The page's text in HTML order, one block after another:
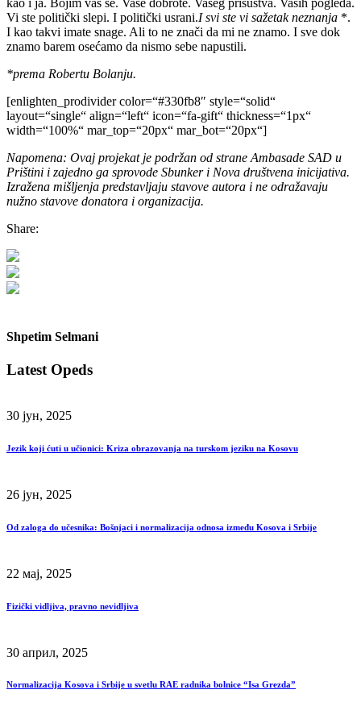
kao i ja. Bojim vas se. Vaše dobrote. Vašeg prisustva. Vaših pogleda.
Vi ste politički slepi. I politički usrani.I svi ste vi sažetak neznanja *.
I kao takvi imate snage. Ali to ne znači da mi ne znamo. I sve dok
znamo barem osećamo da nismo sebe napustili.
*prema Robertu Bolanju.
[enlighten_prodivider color=“#330fb8″ style=“solid“
layout=“single“ align=“left“ icon=“fa-gift“ thickness=“1px“
width=“100%“ mar_top=“20px“ mar_bot=“20px“]
Napomena: Ovaj projekat je podržan od strane Ambasade SAD u
Prištini i zajedno ga sprovode Sbunker i Nova društvena inicijativa.
Izražena mišljenja predstavljaju stavove autora i ne odražavaju
nužno stavove donatora i organizacija.
Share:
Shpetim Selmani
Latest Opeds
30 јун, 2025
Jezik koji ćuti u učionici: Kriza obrazovanja na turskom jeziku na Kosovu
26 јун, 2025
Od zaloga do učesnika: Bošnjaci i normalizacija odnosa između Kosova i Srbije
22 мај, 2025
Fizički vidljiva, pravno nevidljiva
30 април, 2025
Normalizacija Kosova i Srbije u svetlu RAE radnika bolnice “Isa Grezda”